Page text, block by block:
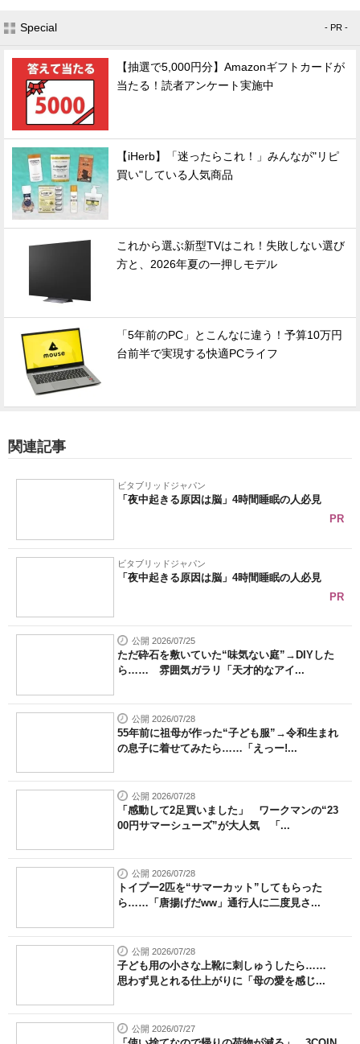
Special - PR -
【抽選で5,000円分】Amazonギフトカードが
当たる！読者アンケート実施中
【iHerb】「迷ったらこれ！」みんなが"リピ
買い"している人気商品
これから選ぶ新型TVはこれ！失敗しない選び
方と、2026年夏の一押しモデル
「5年前のPC」とこんなに違う！予算10万円
台前半で実現する快適PCライフ
関連記事
ビタブリッドジャパン
「夜中起きる原因は脳」4時間睡眠の人必見
PR
ビタブリッドジャパン
「夜中起きる原因は脳」4時間睡眠の人必見
PR
公開 2026/07/25
ただ砕石を敷いていた“味気ない庭”→DIYした
ら…… 雰囲気ガラリ「天才的なアイ...
公開 2026/07/28
55年前に祖母が作った“子ども服”→令和生まれ
の息子に着せてみたら……「えっー!...
公開 2026/07/28
「感動して2足買いました」 ワークマンの“23
00円サマーシューズ”が大人気 「...
公開 2026/07/28
トイプー2匹を“サマーカット”してもらった
ら……「唐揚げだww」通行人に二度見さ...
公開 2026/07/28
子ども用の小さな上靴に刺しゅうしたら……
思わず見とれる仕上がりに「母の愛を感じ...
公開 2026/07/27